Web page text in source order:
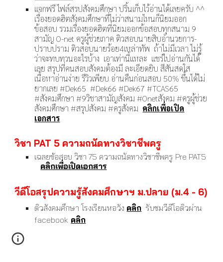
แจกฟรี ไฟล์สรปสังคมศึกษา ปริ้นเก็บไว้อ่านได้เลยครับ ^^
เรื่องยอดฮิตสังคมศึกษาที่ไม่ว่าสนามไหนก็นิยมออก
ข้อสอบ รวมเรื่องยอดฮิตที่นิยมออกข้อสอบทุกสนาม 9
สามัญ O-net ครูผู้ช่วยภาค ติวสอบนายสิบอำนวยการ-
ปราบปราม ติวสอบนายร้อย4เหล่าทัพ ถ้าไม่มีเวลา ไม่รู้
ว่าจะทบทวนอะไรบ้าง เอาเท่านี้แหละ แชร์ไปอ่านกันได้
เลย สรุปที่คนสอบสังคมต้องมี ละเอียดยิบ สีสันสดใส
เนื้อหาอ่านง่าย รีวิวเพียบ อ่านคืนก่อนสอบ 50% ขึ้นได้ไม่
ยากเลย #Dek65 #Dek66 #Dek67 #TCAS65
#สังคมศึกษา #9วิชาสามัญสังคม #Onetสังคม #ครูผู้ช่วย
สังคมศึกษา #สรุปสังคม #ครูสังคม คลิกเพื่อเปิด
เอกสาร
วิชา PAT 5 ความถนัดทางวิชาชีพครู
เฉลยข้อสอบ วิชา 75 ความถนัดทางวิชาชีพครู Pre PAT5
คลิกเพื่อเปิดเอกสาร
วีดีโอสรุปความรู้สังคมศึกษาฯ ม.ปลาย (ม.4 - 6)
ติวสังคมศึกษา โรงเรียนหอวัง คลิก รับชมวีดีโอติวผ่าน
facebook คลิก